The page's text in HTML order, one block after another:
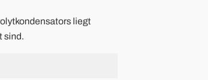
liegt
sind.